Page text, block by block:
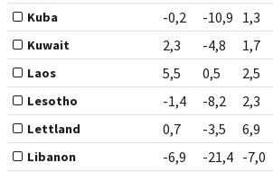
Kuba -0,2 -10,9 1,3
Kuwait 2,3 -4,8 1,7
Laos 5,5 0,5 2,5
Lesotho -1,4 -8,2 2,3
Lettland 0,7 -3,5 6,9
Libanon -6,9 -21,4 -7,0